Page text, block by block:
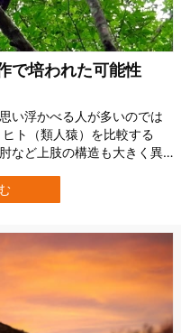
で培われた可能性
い浮かべる人が多いのでは
ト（類人猿）を比較する
など上肢の構造も大きく異
うになりました。 アメリ
ニン氏らはこの進化が「木を